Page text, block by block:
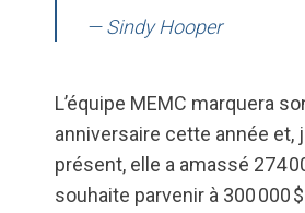
— Sindy Hooper
L’équipe MEMC marquera
anniversaire cette année et,
présent, elle a amassé 274
souhaite parvenir à 300 000